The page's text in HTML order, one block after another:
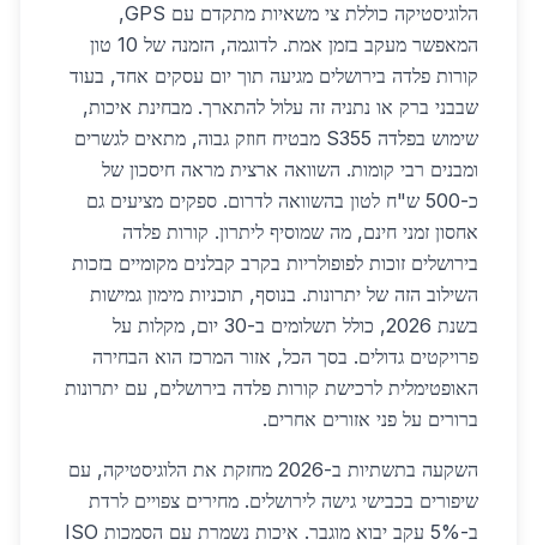
הלוגיסטיקה כוללת צי משאיות מתקדם עם GPS,
המאפשר מעקב בזמן אמת. לדוגמה, הזמנה של 10 טון
קורות פלדה בירושלים מגיעה תוך יום עסקים אחד, בעוד
שבבני ברק או נתניה זה עלול להתארך. מבחינת איכות,
שימוש בפלדה S355 מבטיח חוזק גבוה, מתאים לגשרים
ומבנים רבי קומות. השוואה ארצית מראה חיסכון של
כ-500 ש"ח לטון בהשוואה לדרום. ספקים מציעים גם
אחסון זמני חינם, מה שמוסיף ליתרון. קורות פלדה
בירושלים זוכות לפופולריות בקרב קבלנים מקומיים בזכות
השילוב הזה של יתרונות. בנוסף, תוכניות מימון גמישות
בשנת 2026, כולל תשלומים ב-30 יום, מקלות על
פרויקטים גדולים. בסך הכל, אזור המרכז הוא הבחירה
האופטימלית לרכישת קורות פלדה בירושלים, עם יתרונות
ברורים על פני אזורים אחרים.
השקעה בתשתיות ב-2026 מחזקת את הלוגיסטיקה, עם
שיפורים בכבישי גישה לירושלים. מחירים צפויים לרדת
ב-5% עקב יבוא מוגבר. איכות נשמרת עם הסמכות ISO